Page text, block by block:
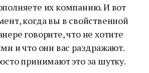
их компанию. И вот
когда вы в свойственной
говорите, что не хотите
и что они вас раздражают.
принимают это за шутку.